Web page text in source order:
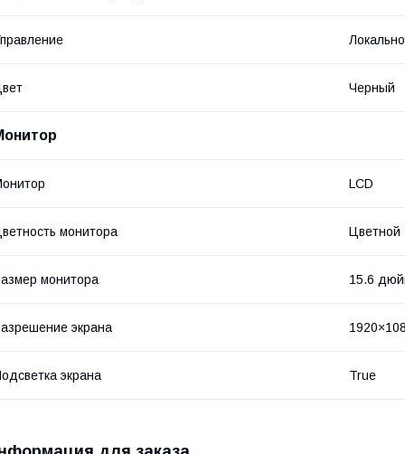
Черный
LCD
монитора Цветной
монитора 15.6
экрана
экрана True